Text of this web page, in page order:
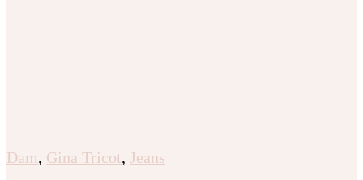
Dam, Gina Tricot, Jeans